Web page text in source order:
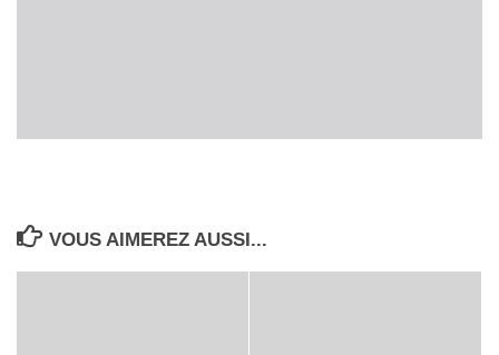
VOUS AIMEREZ AUSSI...